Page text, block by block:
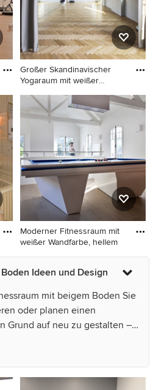
Großer Skandinavischer
Yogaraum mit weißer
Großer Skandinavischer
Yogaraum mit weißer
Wandfarbe, hellem
Holzboden und beigem
Boden in Mailand
Moderner Fitnessraum mit
weißer Wandfarbe, hellem
Moderner Fitnessraum mit
weißer Wandfarbe, hellem
und freigelegten Dachbalken
in Paris
Ideen und Design
mit beigem Boden Sie
oder planen einen
Grund auf neu zu gestalten –
unter anderem von
- Paris & Luberon und
Fotos in vielen